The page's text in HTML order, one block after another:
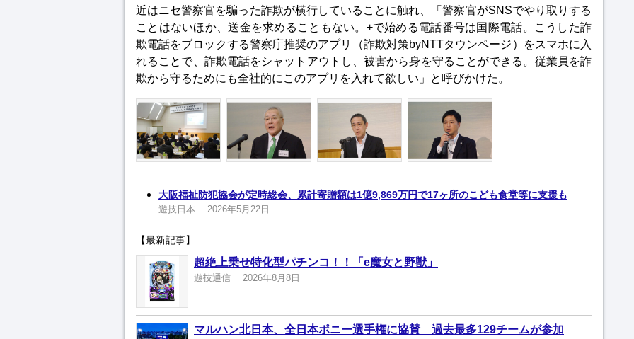
近はニセ警察官を騙った詐欺が横行していることに触れ、「警察官がSNSでやり取りする
ことはないほか、送金を求めることもない。+で始める電話番号は国際電話。こうした詐
欺電話をブロックする警察庁推奨のアプリ（詐欺対策byNTTタウンページ）をスマホに入
れることで、詐欺電話をシャットアウトし、被害から身を守ることができる。従業員を詐
欺から守るためにも全社的にこのアプリを入れて欲しい」と呼びかけた。
大阪福祉防犯協会が定時総会、累計寄贈額は1億9,869万円で17ヶ所のこども食堂等に支援も
遊技日本 2026年5月22日
【最新記事】
超絶上乗せ特化型パチンコ！！「e魔女と野獣」
遊技通信 2026年8月8日
マルハン北日本、全日本ポニー選手権に協賛 過去最多129チームが参加